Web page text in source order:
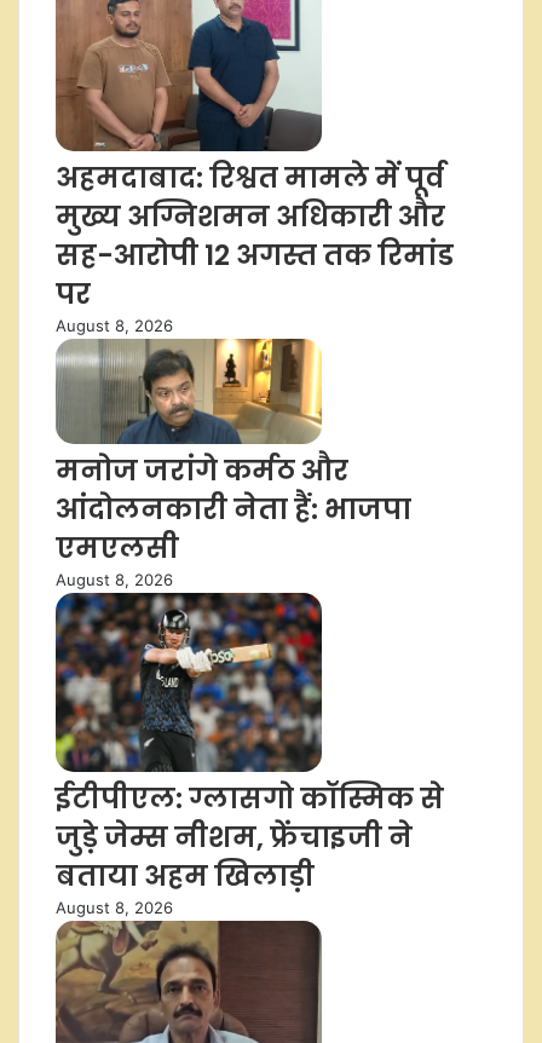
अहमदाबाद: रिश्वत मामले में पूर्व
मुख्य अग्निशमन अधिकारी और
सह-आरोपी 12 अगस्त तक रिमांड
पर
August 8, 2026
मनोज जरांगे कर्मठ और
आंदोलनकारी नेता हैं: भाजपा
एमएलसी
August 8, 2026
ईटीपीएल: ग्लासगो कॉस्मिक से
जुड़े जेम्स नीशम, फ्रेंचाइजी ने
बताया अहम खिलाड़ी
August 8, 2026